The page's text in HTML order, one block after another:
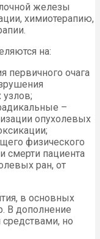
железы
химиотерапию,
на:
первичного очага
–
опухолевых
физического
смерти пациента
ран, от
в основных
В дополнение
но